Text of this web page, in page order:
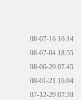
08-07-16 16:14
08-07-04 18:55
08-06-20 07:45
08-01-21 16:04
07-12-29 07:39